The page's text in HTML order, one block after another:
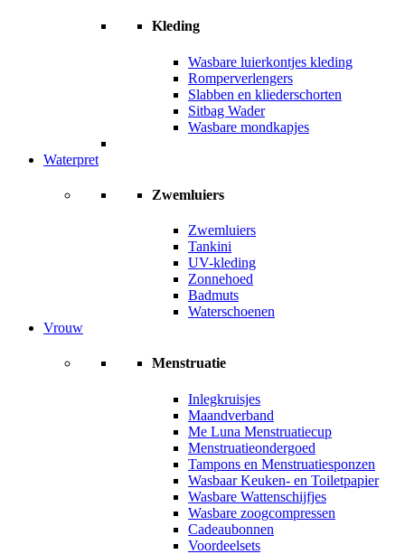
Kleding
Wasbare luierkontjes kleding
Romperverlengers
Slabben en kliederschorten
Sitbag Wader
Wasbare mondkapjes
Waterpret
Zwemluiers
Zwemluiers
Tankini
UV-kleding
Zonnehoed
Badmuts
Waterschoenen
Vrouw
Menstruatie
Inlegkruisjes
Maandverband
Me Luna Menstruatiecup
Menstruatieondergoed
Tampons en Menstruatiesponzen
Wasbaar Keuken- en Toiletpapier
Wasbare Wattenschijfjes
Wasbare zoogcompressen
Cadeaubonnen
Voordeelsets